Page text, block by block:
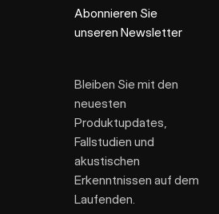
Abonnieren Sie
unseren Newsletter
Bleiben Sie mit den
neuesten
Produktupdates,
Fallstudien und
akustischen
Erkenntnissen auf dem
Laufenden.